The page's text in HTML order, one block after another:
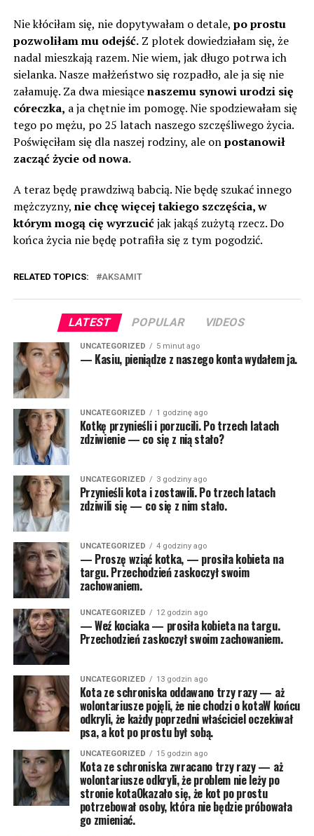
Nie kłóciłam się, nie dopytywałam o detale, po prostu
pozwoliłam mu odejść.Z plotek dowiedziałam się, że
nadal mieszkają razem. Nie wiem, jak długo potrwa ich
sielanka. Nasze małżeństwo się rozpadło, ale ja się nie
załamuję. Za dwa miesiącenaszemu synowi urodzi się
córeczka, a ja chętnie im pomogę. Nie spodziewałam się
tego po mężu, po 25 latach naszego szczęśliwego życia.
Poświęciłam się dla naszej rodziny, ale onpostanowił
zacząć życie od nowa.
A teraz będę prawdziwą babcią. Nie będę szukać innego
mężczyzny, nie chcę więcej takiego szczęścia, w
którym mogą cię wyrzucićjak jakąś zużytą rzecz. Do
końca życia nie będę potrafiła się z tym pogodzić.
RELATED TOPICS: AKSAMIT
LATEST POPULAR VIDEOS
UNCATEGORIZED 5 minut ago
— Kasiu, pieniądze z naszego konta wydałem ja.
UNCATEGORIZED 1 godzinę ago
Kotkę przynieśli i porzucili. Po trzech latach
zdziwienie — co się z nią stało?
UNCATEGORIZED 3 godziny ago
Przynieśli kota i zostawili. Po trzech latach
zdziwili się — co się z nim stało.
UNCATEGORIZED 4 godziny ago
— Proszę wziąć kotka, — prosiła kobieta na
targu. Przechodzień zaskoczył swoim
zachowaniem.
UNCATEGORIZED 12 godzin ago
— Weź kociaka — prosiła kobieta na targu.
Przechodzień zaskoczył swoim zachowaniem.
UNCATEGORIZED 13 godzin ago
Kota ze schroniska oddawano trzy razy — aż
wolontariusze pojęli, że nie chodzi o kotaW końcu
odkryli, że każdy poprzedni właściciel oczekiwał
psa, a kot po prostu był sobą.
UNCATEGORIZED 15 godzin ago
Kota ze schroniska zwracano trzy razy — aż
wolontariusze odkryli, że problem nie leży po
stronie kotaOkazało się, że kot po prostu
potrzebował osoby, która nie będzie próbowała
go zmieniać.